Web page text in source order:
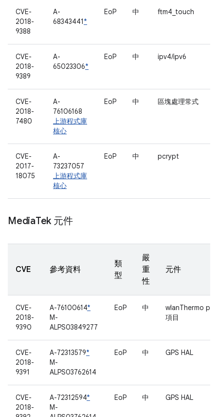
CVE-
2018-
9388
A-
68343441*
EoP 中 ftm4_touch
CVE-
2018-
9389
A-
65023306*
EoP 中 ipv4/ipv6
CVE-
2018-
7480
A-
76106168
上游程式庫
核心
EoP 中 區塊處理常式
CVE-
2017-
18075
A-
73237057
上游程式庫
核心
EoP 中 pcrypt
MediaTek 元件
CVE 參考資料
類
型
嚴
重
性
元件
CVE-
2018-
9390
A-76100614*
M-
ALPS03849277
EoP 中
wlanThermo
項目
CVE-
2018-
9391
A-72313579*
M-
ALPS03762614
EoP 中 GPS HAL
CVE-
2018-
A-72312594*
M-
EoP 中 GPS HAL